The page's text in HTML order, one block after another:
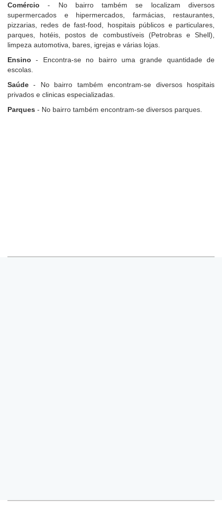
Comércio - No bairro também se localizam diversos
supermercados e hipermercados, farmácias, restaurantes,
pizzarias, redes de fast-food, hospitais públicos e particulares,
parques, hotéis, postos de combustíveis (Petrobras e Shell),
limpeza automotiva, bares, igrejas e várias lojas.
Ensino - Encontra-se no bairro uma grande quantidade de
escolas.
Saúde - No bairro também encontram-se diversos hospitais
privados e clinicas especializadas.
Parques - No bairro também encontram-se diversos parques.